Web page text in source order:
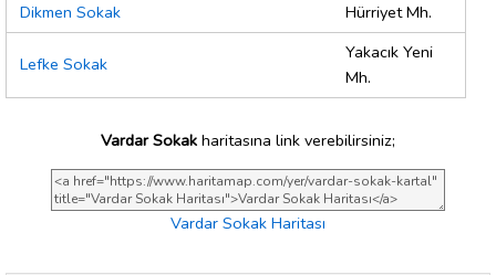
Dikmen Sokak
Hürriyet Mh.
Lefke Sokak
Yakacık Yeni
Mh.
Vardar Sokak haritasına link verebilirsiniz;
Vardar Sokak Haritası